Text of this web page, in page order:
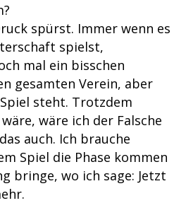
spürst. Immer wenn es
spielst,
mal ein bisschen
gesamten Verein, aber
steht. Trotzdem
wäre ich der Falsche
auch. Ich brauche
Spiel die Phase kommen
bringe, wo ich sage: Jetzt